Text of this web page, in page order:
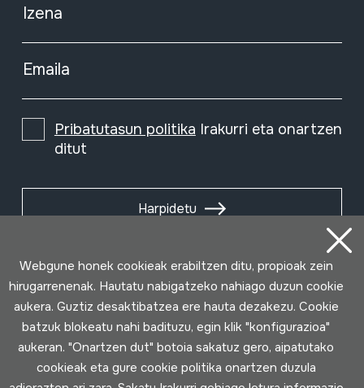
Izena
Emaila
Pribatutasun politika Irakurri eta onartzen
ditut
Harpidetu
Webgune honek cookieak erabiltzen ditu, propioak zein
hirugarrenenak. Hautatu nabigatzeko nahiago duzun cookie
aukera. Guztiz desaktibatzea ere hauta dezakezu. Cookie
batzuk blokeatu nahi badituzu, egin klik "konfigurazioa"
aukeran. "Onartzen dut" botoia sakatuz gero, aipatutako
cookieak eta gure cookie politika onartzen duzula